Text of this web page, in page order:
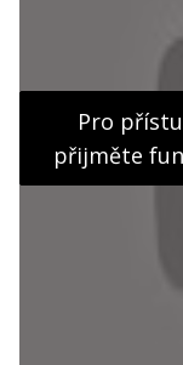
Pro
přijměte